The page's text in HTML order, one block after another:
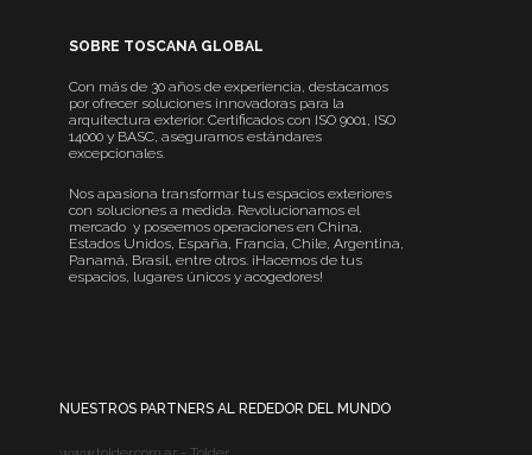
SOBRE TOSCANA GLOBAL
Con más de 30 años de experiencia, destacamos
por ofrecer soluciones innovadoras para la
arquitectura exterior. Certificados con ISO 9001, ISO
14000 y BASC, aseguramos estándares
excepcionales.
Nos apasiona transformar tus espacios exteriores
con soluciones a medida. Revolucionamos el
mercado y poseemos operaciones en China,
Estados Unidos, España, Francia, Chile, Argentina,
Panamá, Brasil, entre otros. ¡Hacemos de tus
espacios, lugares únicos y acogedores!
NUESTROS PARTNERS AL REDEDOR DEL MUNDO